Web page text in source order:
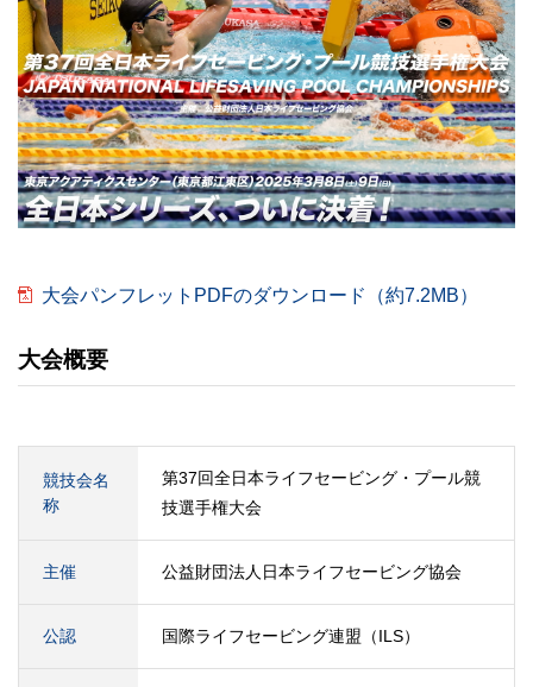
大会パンフレットPDFのダウンロード（約7.2MB）
大会概要
競技会名
称
第37回全日本ライフセービング・プール競
技選手権大会
主催 公益財団法人日本ライフセービング協会
公認 国際ライフセービング連盟（ILS）